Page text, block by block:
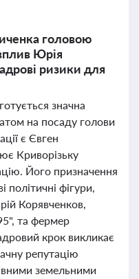
головою
Юрія
ризики для
значна
на посаду голови
є Євген
Криворізьку
Його призначення
фігури,
Корявченков,
та фермер
крок викликає
репутацію
земельними